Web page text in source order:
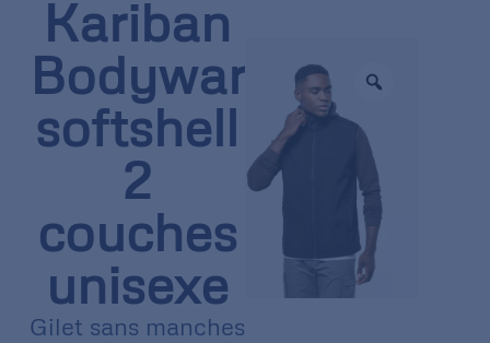
Kariban
Bodywarmer
softshell
2
couches
unisexe
Gilet sans manches